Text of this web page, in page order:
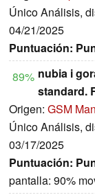
Único Análisis,
04/21/2025
Puntuación:
89% nubia i
standard.
Origen: GSM
Único Análisis,
03/17/2025
Puntuación:
pantalla: 90%